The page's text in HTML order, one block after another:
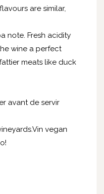
are similar,
note. Fresh acidity
wine a perfect
meats like duck
avant de servir
vegan